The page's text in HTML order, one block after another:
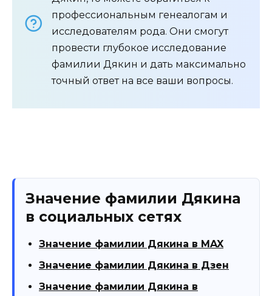
профессиональным генеалогам и
исследователям рода. Они смогут
провести глубокое исследование
фамилии Дякин и дать максимально
точный ответ на все ваши вопросы.
Значение фамилии Дякина
в социальных сетях
Значение фамилии Дякина в MAX
Значение фамилии Дякина в Дзен
Значение фамилии Дякина в